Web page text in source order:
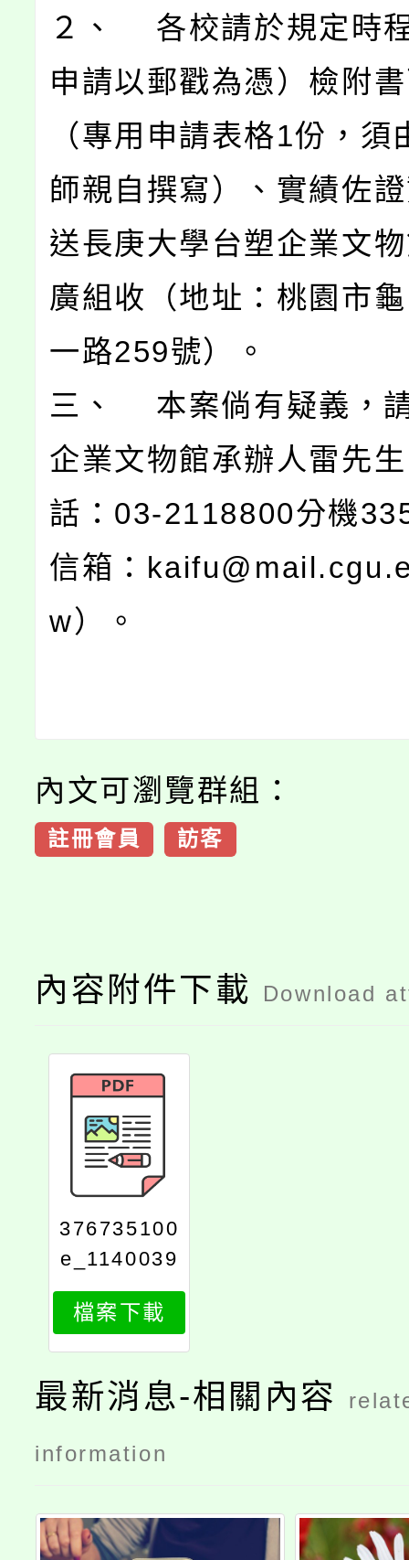
２、 各校請於規定時
申請以郵戳為憑）檢附
（專用申請表格1份，須
師親自撰寫）、實績佐
送長庚大學台塑企業文
廣組收（地址：桃園市
一路259號）。
三、 本案倘有疑義，
企業文物館承辦人雷先
話：03-2118800分機
信箱：
w）。
內文可瀏覽群組：
註冊會員 訪客
內容附件下載 Download
376735100
e_1140039
437_attach
1
檔案下載
最新消息-相關內容
information